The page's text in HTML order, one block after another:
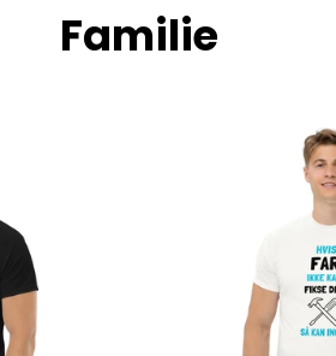
Familie